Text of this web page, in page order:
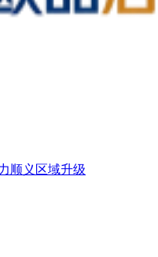
顺义区域升级